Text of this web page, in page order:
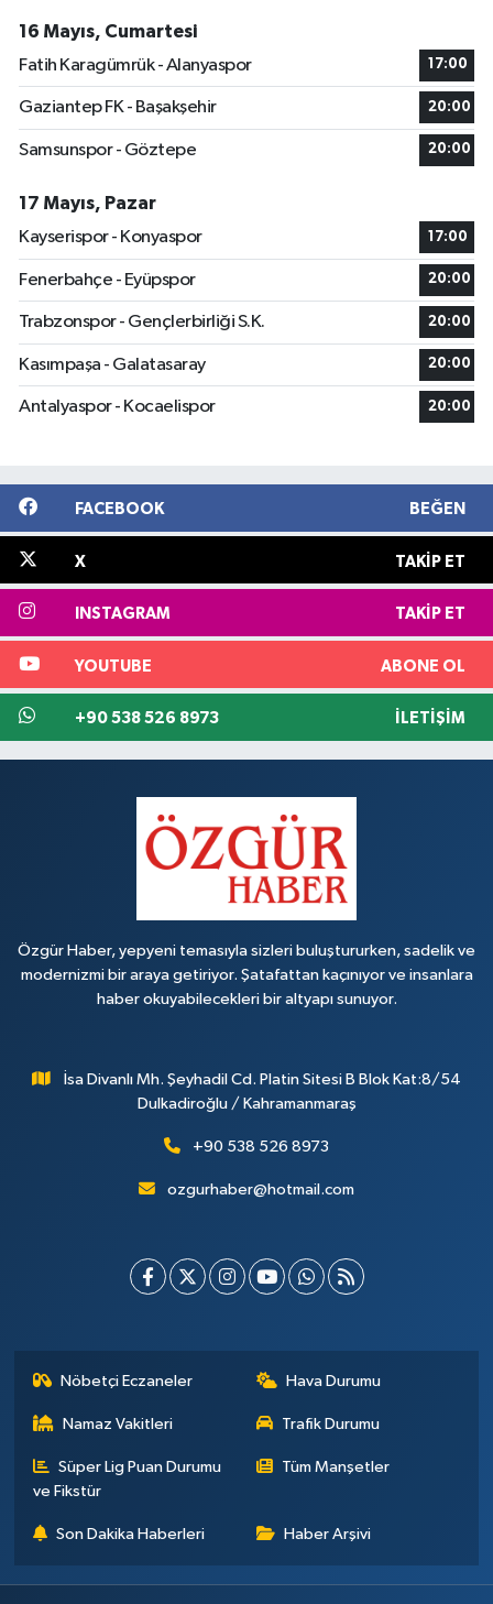
16 Mayıs, Cumartesi
Fatih Karagümrük - Alanyaspor
17:00
Gaziantep FK - Başakşehir 20:00
Samsunspor - Göztepe 20:00
17 Mayıs, Pazar
Kayserispor - Konyaspor
17:00
Fenerbahçe - Eyüpspor 20:00
Trabzonspor - Gençlerbirliği S.K. 20:00
Kasımpaşa - Galatasaray 20:00
Antalyaspor - Kocaelispor 20:00
FACEBOOK BEĞEN
X TAKIP ET
INSTAGRAM TAKIP ET
YOUTUBE ABONE OL
+90 538 526 8973 İLETIŞIM
Özgür Haber, yepyeni temasıyla sizleri buluştururken, sadelik ve
modernizmi bir araya getiriyor. Şatafattan kaçınıyor ve insanlara
haber okuyabilecekleri bir altyapı sunuyor.
İsa Divanlı Mh. Şeyhadil Cd. Platin Sitesi B Blok Kat:8/54
Dulkadiroğlu / Kahramanmaraş
+90 538 526 8973
ozgurhaber@hotmail.com
Nöbetçi Eczaneler Hava Durumu
Namaz Vakitleri Trafik Durumu
Süper Lig Puan Durumu
ve Fikstür
Tüm Manşetler
Son Dakika Haberleri Haber Arşivi